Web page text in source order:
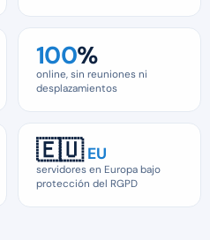
100%
online, sin reuniones ni
desplazamientos
🇪🇺EU
servidores en Europa bajo
protección del RGPD